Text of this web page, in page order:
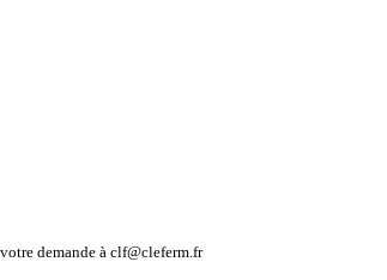
demande à clf@cleferm.fr